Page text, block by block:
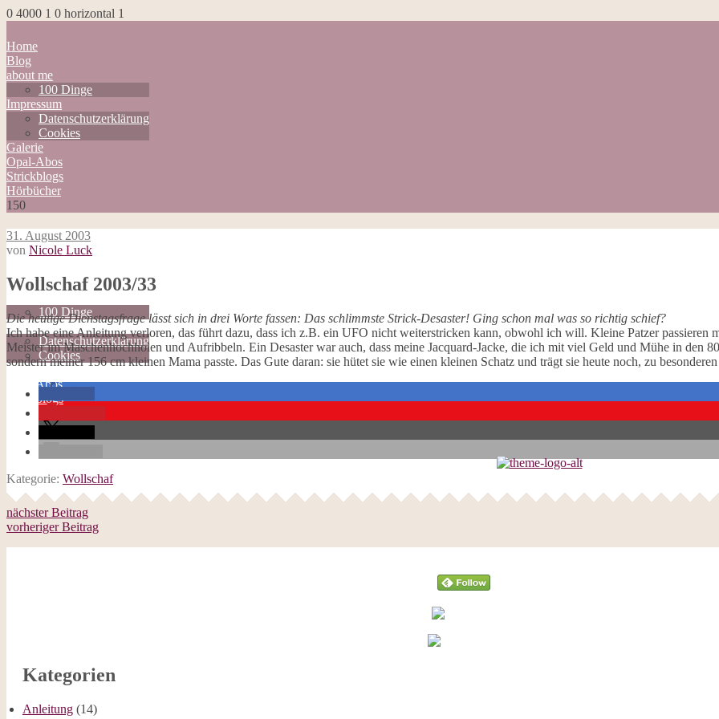
0 4000 1 0 horizontal 1
Home
Blog
about me
100 Dinge
Impressum
Datenschutzerklärung
Cookies
Galerie
Opal-Abos
Strickblogs
Hörbücher
150
Blog
100 Dinge
Impressum
Datenschutzerklärung
Cookies
Galerie
Opal-Abos
Strickblogs
Hörbücher
31. August 2003
von Nicole Luck
Wollschaf 2003/33
Die heutige Dienstagsfrage lässt sich in drei Worte fassen: Das schlimmste Strick-Desaster! Ging schon mal was so richtig schief?
Ich habe eine Anleitung verloren, das führt dazu, dass ich z.B. ein UFO nicht weiterstricken kann, obwohl ich will. Kleine Patzer passieren
Meister im Maschenhochholen und Aufribbeln. Ein Desaster war auch, dass meine Jacquard-Jacke, die ich mit viel Geld und Mühe in den
sondern meiner 156 cm kleinen Mama passte. Das Gute daran: sie hütet sie wie einen kleinen Schatz und trägt sie heute noch, zu
Kategorie: Wollschaf
nächster Beitrag
vorheriger Beitrag
Kategorien
Anleitung (14)